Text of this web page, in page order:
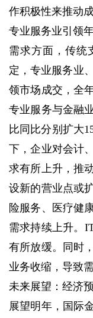
作积极性来推动成
专业服务业引领
需求方面，传统
定，专业服务业
领市场成交，全
专业服务与金融
比同比分别扩大
下，企业对会计
求有所上升，推
设新的营业点或
险服务、医疗健
需求持续上升。
有所放缓。同时
业务收缩，导致
未来展望：经济
展望明年，国际